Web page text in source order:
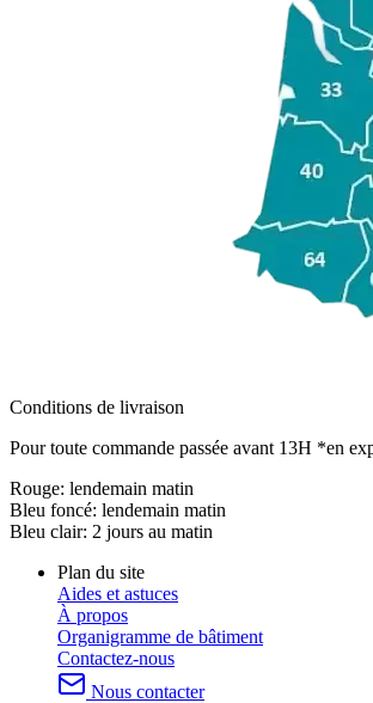
Conditions de livraison
Pour toute commande passée avant 13H *en
Rouge: lendemain matin
Bleu foncé: lendemain matin
Bleu clair: 2 jours au matin
Plan du site
Aides et astuces
À propos
Organigramme de bâtiment
Contactez-nous
Nous contacter